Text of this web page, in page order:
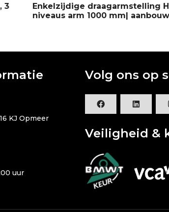
Enkelzijdige draagarmstelling
niveaus arm 1000 mm|
KJ Opmeer
uur
Volg ons op
Veiligheid &